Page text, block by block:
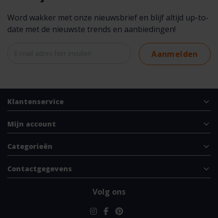
Word wakker met onze nieuwsbrief en blijf altijd up-to-
date met de nieuwste trends en aanbiedingen!
Aanmelden
Klantenservice
Mijn account
Categorieën
Contactgegevens
Volg ons